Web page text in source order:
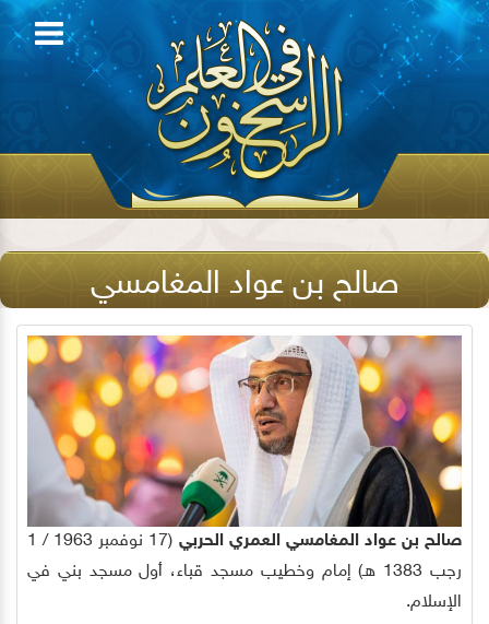
صالح بن عواد المغامسي
صالح بن عواد المغامسي العمري الحربي
(17 نوفمبر 1963 / 1
رجب 1383 هـ) إمام وخطيب مسجد قباء، أول مسجد بني في
الإسلام.